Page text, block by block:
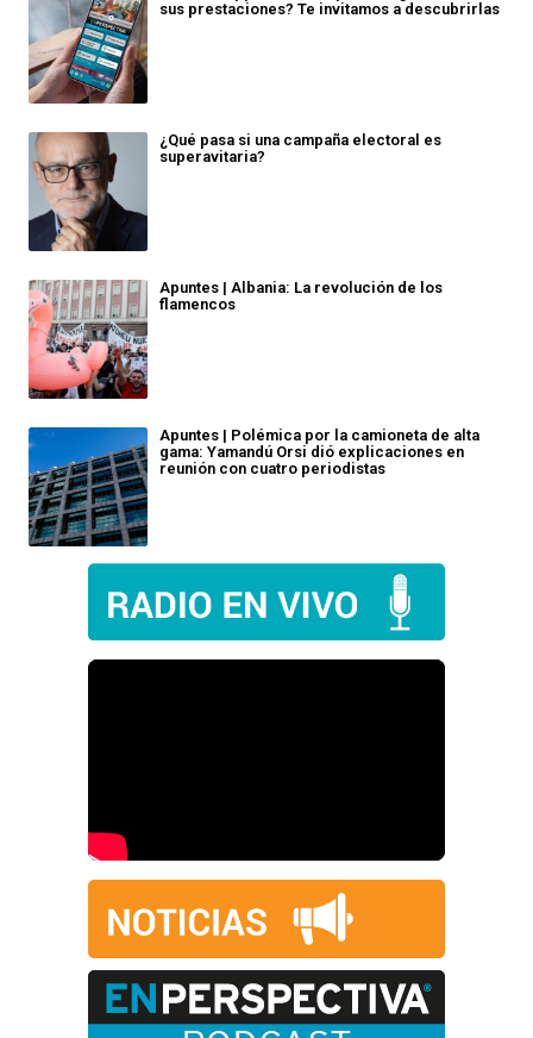
sus prestaciones? Te invitamos a descubrirlas
¿Qué pasa si una campaña electoral es
superavitaria?
Apuntes | Albania: La revolución de los
flamencos
Apuntes | Polémica por la camioneta de alta
gama: Yamandú Orsi dió explicaciones en
reunión con cuatro periodistas